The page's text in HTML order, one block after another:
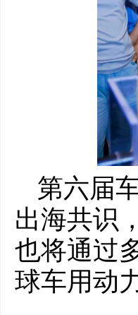
第六届
出海共识
也将通过
球车用动